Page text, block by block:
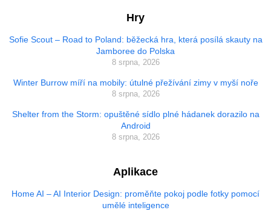
Hry
Sofie Scout – Road to Poland: běžecká hra, která posílá skauty na
Jamboree do Polska
8 srpna, 2026
Winter Burrow míří na mobily: útulné přežívání zimy v myší noře
8 srpna, 2026
Shelter from the Storm: opuštěné sídlo plné hádanek dorazilo na
Android
8 srpna, 2026
Aplikace
Home AI – AI Interior Design: proměňte pokoj podle fotky pomocí
umělé inteligence